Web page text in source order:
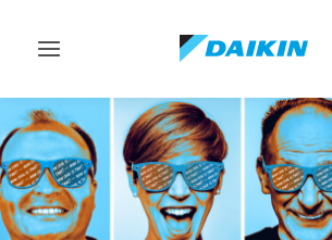
Toggle